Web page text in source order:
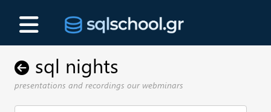
sql nights
presentations and recordings our webminars